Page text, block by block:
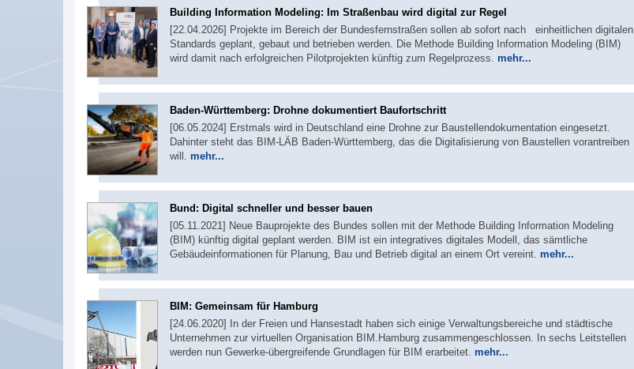
Building Information Modeling: Im Straßenbau wird digital zur Regel
[22.04.2026] Projekte im Bereich der Bundesfernstraßen sollen ab sofort nach einheitlichen digitalen
Standards geplant, gebaut und betrieben werden. Die Methode Building Information Modeling (BIM)
wird damit nach erfolgreichen Pilotprojekten künftig zum Regelprozess. mehr...
Baden-Württemberg: Drohne dokumentiert Baufortschritt
[06.05.2024] Erstmals wird in Deutschland eine Drohne zur Baustellendokumentation eingesetzt.
Dahinter steht das BIM-LÄB Baden-Württemberg, das die Digitalisierung von Baustellen vorantreiben
will. mehr...
Bund: Digital schneller und besser bauen
[05.11.2021] Neue Bauprojekte des Bundes sollen mit der Methode Building Information Modeling
(BIM) künftig digital geplant werden. BIM ist ein integratives digitales Modell, das sämtliche
Gebäudeinformationen für Planung, Bau und Betrieb digital an einem Ort vereint. mehr...
BIM: Gemeinsam für Hamburg
[24.06.2020] In der Freien und Hansestadt haben sich einige Verwaltungsbereiche und städtische
Unternehmen zur virtuellen Organisation BIM.Hamburg zusammengeschlossen. In sechs Leitstellen
werden nun Gewerke-übergreifende Grundlagen für BIM erarbeitet. mehr...